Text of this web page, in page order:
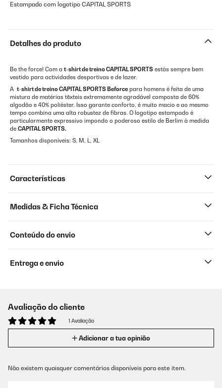
Estampado com logotipo CAPITAL SPORTS
Detalhes do produto
Be the force! Com a t-shirt de treino CAPITAL SPORTS estás sempre bem
vestido para actividades desportivas e de lazer.
A t-shirt de treino CAPITAL SPORTS Beforce para homens é feita de uma
mistura de matérias têxteis extremamente agradável composta de 60%
algodão e 40% poliéster. Isso garante conforto, é muito macio e ao mesmo
tempo combina uma alta robustez de fibras. O logotipo estampado é
particularmente expressivo impondo o poderoso estilo de Berlim à medida
de CAPITAL SPORTS.
Tamanhos disponíveis: S, M, L, XL
Características
Medidas & Ficha Técnica
Conteúdo do envio
Entrega e envio
Avaliação do cliente
1 Avaliação
Adicionar a tua opinião
Não existem quaisquer comentários disponíveis para este item.